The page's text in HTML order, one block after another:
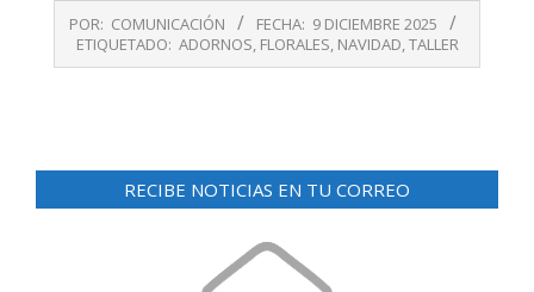
12-
09
POR: COMUNICACIÓN FECHA: 9 DICIEMBRE 2025
ETIQUETADO: ADORNOS, FLORALES, NAVIDAD,TALLER
RECIBE NOTICIAS EN TU CORREO